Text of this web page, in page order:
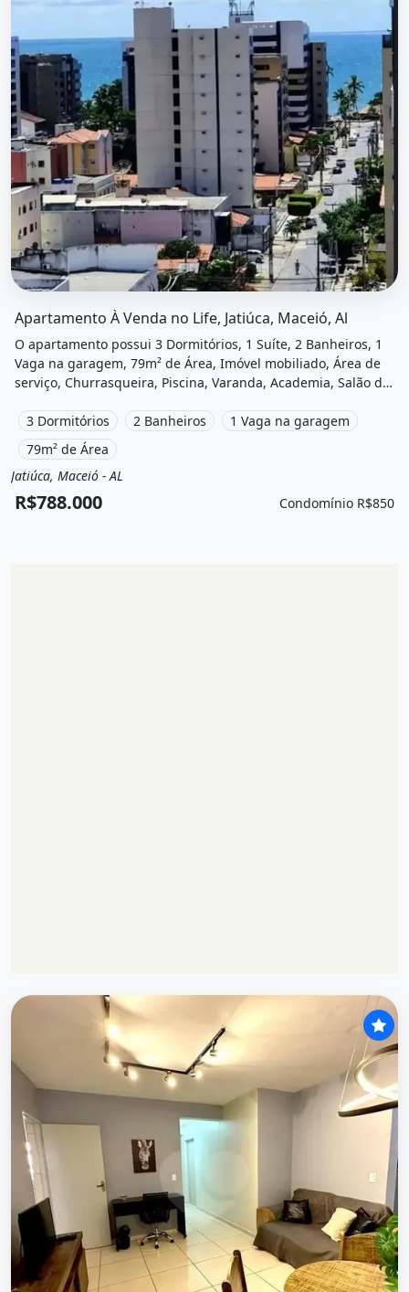
Apartamento À Venda no Life, Jatiúca, Maceió, Al
O apartamento possui 3 Dormitórios, 1 Suíte, 2 Banheiros, 1
Vaga na garagem, 79m² de Área, Imóvel mobiliado, Área de
serviço, Churrasqueira, Piscina, Varanda, Academia, Salão de
Brinquedoteca, Maceió, Al à venda por R$788.000 e
Condomínio por R$850 /Mês.
3 Dormitórios 2 Banheiros
1 Vaga na garagem
79m² de Área
Venda
Apartamento
Jatiúca, Maceió - AL
R$788.000 Condomínio R$850